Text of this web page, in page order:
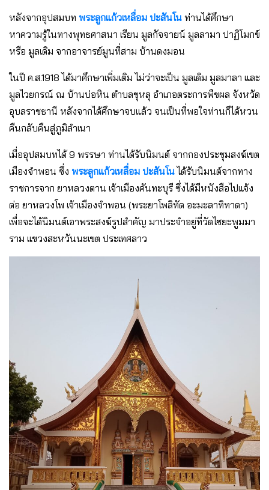
หลังจากอุปสมบท พระลูกแก้วเหลื่อม ปะสันโน ท่านได้ศึกษา
หาความรู้ในทางพุทธศาสนา เรียน มูลกัจจายน์ มูลลามา ปาฏิโมกข์
หรือ มูลเดิม จากอาจารย์มูนที่สาม บ้านดงมอน
ในปี ค.ส.1918 ได้มาศึกษาเพิ่มเติม ไม่ว่าจะเป็น มูลเดิม มูลมาลา และ
มูลไวยกรณ์ ณ บ้านบ่อหิน ตำบลขุหลุ อำเภอตระการพืชผล จังหวัด
อุบลราชธานี หลังจากได้ศึกษาจบแล้ว จนเป็นที่พอใจท่านก็ได้หวน
คืนกลับคืนสู่ภูมิลำเนา
เมื่ออุปสมบทได้ 9 พรรษา ท่านได้รับนิมนต์ จากกองประชุมสงฆ์เขต
เมืองจำพอน ซึ่ง พระลูกแก้วเหลื่อม ปะสันโนได้รับนิมนต์จากทาง
ราชการจาก ยาหลวงตาน เจ้าเมืองคันทะบุรี ซึ่งได้มีหนังสือไปแจ้ง
ต่อ ยาหลวงโพ เจ้าเมืองจำพอน (พระยาโพลิทัด อะมะลาทิทาดา)
เพื่อจะได้นิมนต์เอาพระสงฆ์รูปสำคัญ มาประจำอยู่ที่วัดไซยะพูมมา
ราม แขวงสะหวันนะเขต ประเทศลาว